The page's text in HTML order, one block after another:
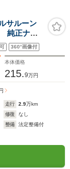
サルーン
純正ナ
ヘッド レ
テアリン
車
360°画像付
本体価格
215.9万円
走行 2.9万km
修復
なし
整備
法定整備付